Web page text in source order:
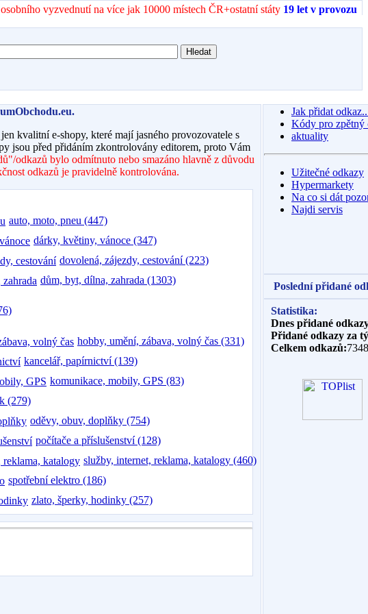
vyzvednutí na více jak 10000 místech ČR+ostatní státy 19 let v provozu
kvalitní e-shopy, které mají jasného provozovatele s
jsou před přidáním zkontrolovány editorem, proto Vám
odkazů bylo odmítnuto nebo smazáno hlavně z důvodu
odkazů je pravidelně kontrolována.
auto, moto, pneu (447)
dárky, květiny, vánoce (347)
dovolená, zájezdy, cestování (223)
dům, byt, dílna, zahrada (1303)
hobby, umění, zábava, volný čas (331)
kancelář, papírnictví (139)
komunikace, mobily, GPS (83)
(279)
oděvy, obuv, doplňky (754)
počítače a příslušenství (128)
služby, internet, reklama, katalogy (460)
spotřební elektro (186)
zlato, šperky, hodinky (257)
Jak přidat
Kódy pro zpětný
aktuality
Užitečné odkazy
Hypermarkety
Na co si dát
Najdi servis
Poslední přidané
Statistika:
Dnes přidané
Přidané odkazy za
Celkem odkazů:7348